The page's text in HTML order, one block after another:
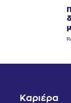
Καριέρα